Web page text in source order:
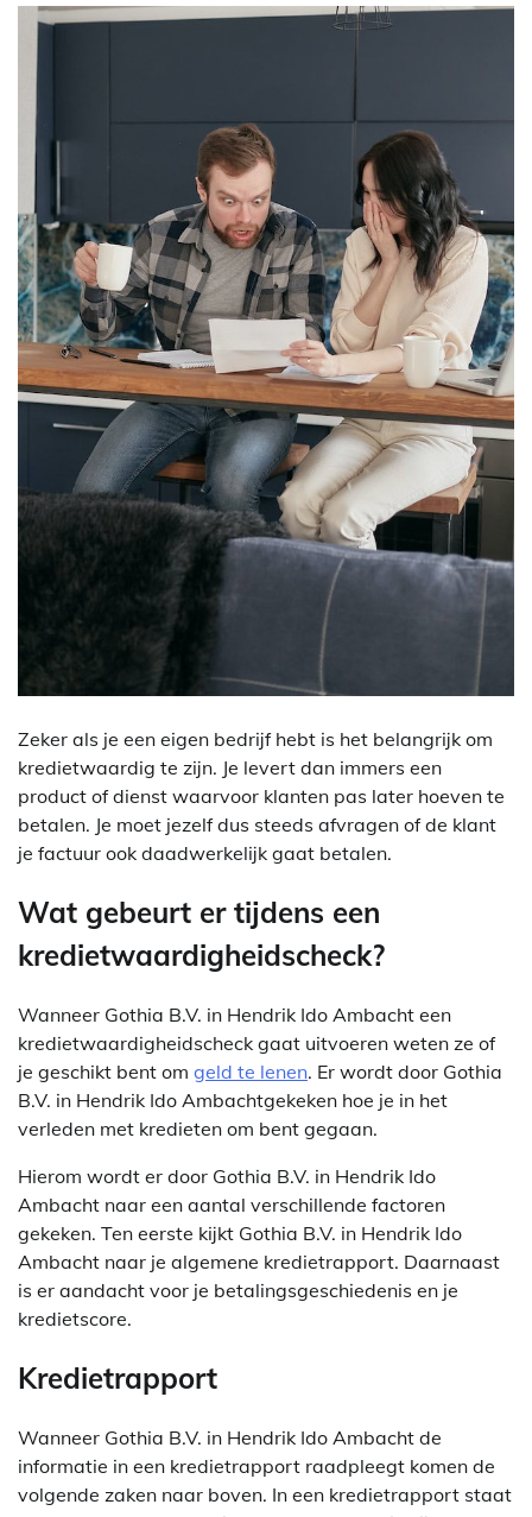
Zeker als je een eigen bedrijf hebt is het belangrijk om
kredietwaardig te zijn. Je levert dan immers een
product of dienst waarvoor klanten pas later hoeven te
betalen. Je moet jezelf dus steeds afvragen of de klant
je factuur ook daadwerkelijk gaat betalen.
Wat gebeurt er tijdens een
kredietwaardigheidscheck?
Wanneer Gothia B.V. in Hendrik Ido Ambacht een
kredietwaardigheidscheck gaat uitvoeren weten ze of
je geschikt bent om geld te lenen. Er wordt door Gothia
B.V. in Hendrik Ido Ambachtgekeken hoe je in het
verleden met kredieten om bent gegaan.
Hierom wordt er door Gothia B.V. in Hendrik Ido
Ambacht naar een aantal verschillende factoren
gekeken. Ten eerste kijkt Gothia B.V. in Hendrik Ido
Ambacht naar je algemene kredietrapport. Daarnaast
is er aandacht voor je betalingsgeschiedenis en je
kredietscore.
Kredietrapport
Wanneer Gothia B.V. in Hendrik Ido Ambacht de
informatie in een kredietrapport raadpleegt komen de
volgende zaken naar boven. In een kredietrapport staat